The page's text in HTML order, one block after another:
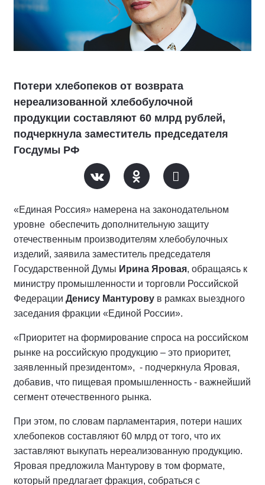
Потери хлебопеков от возврата
нереализованной хлебобулочной
продукции составляют 60 млрд рублей,
подчеркнула заместитель председателя
Госдумы РФ
«Единая Россия» намерена на законодательном
уровне обеспечить дополнительную защиту
отечественным производителям хлебобулочных
изделий, заявила заместитель председателя
Государственной Думы Ирина Яровая, обращаясь к
министру промышленности и торговли Российской
Федерации Денису Мантурову в рамках выездного
заседания фракции «Единой России».
«Приоритет на формирование спроса на российском
рынке на российскую продукцию – это приоритет,
заявленный президентом», - подчеркнула Яровая,
добавив, что пищевая промышленность - важнейший
сегмент отечественного рынка.
При этом, по словам парламентария, потери наших
хлебопеков составляют 60 млрд от того, что их
заставляют выкупать нереализованную продукцию.
Яровая предложила Мантурову в том формате,
который предлагает фракция, собраться с